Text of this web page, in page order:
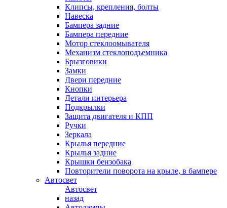
Клипсы, крепления, болты
Навеска
Бампера задние
Бампера передние
Мотор стеклоомывателя
Механизм стеклоподъемника
Брызговики
Замки
Двери передние
Кнопки
Детали интерьера
Подкрылки
Защита двигателя и КПП
Ручки
Зеркала
Крылья передние
Крылья задние
Крышки бензобака
Повторители поворота на крыле, в бампере
Автосвет
Автосвет
назад